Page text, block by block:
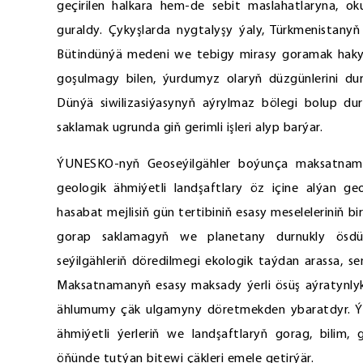
geçirilen halkara hem-de sebit maslahatlaryna,
guraldy. Çykyşlarda nygtalyşy ýaly,
Bütindünýä medeni we tebigy mirasy goramak
goşulmagy bilen, ýurdumyz olaryň düzgünlerini
Dünýä siwilizasiýasynyň aýrylmaz bölegi bolup
saklamak ugrunda giň gerimli işleri alyp barýar.
ÝUNESKO-nyň Geoseýilgähler boýunça
geologik ähmiýetli landşaftlary öz içine alýan
hasabat mejlisiň gün tertibiniň esasy meseleleriniň
gorap saklamagyň we planetany durnukly
seýilgähleriň döredilmegi ekologik taýdan arassa,
Maksatnamanyň esasy maksady ýerli ösüş
ählumumy çäk ulgamyny döretmekden ybaratdyr.
ähmiýetli ýerleriň we landşaftlaryň gorag, bilim,
öňünde tutýan bitewi çäkleri emele getirýär.